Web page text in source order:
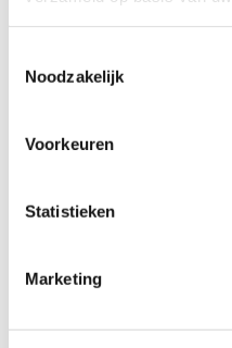
Noodzakelijk
Voorkeuren
Statistieken
Marketing